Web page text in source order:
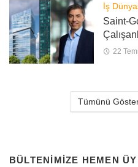
İş
Saint-
22
Tümünü
BÜLTENIMIZE HEMEN